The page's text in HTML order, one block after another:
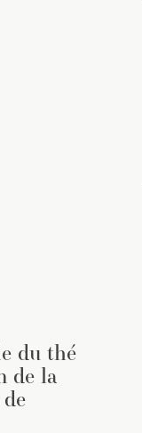
du thé
de la